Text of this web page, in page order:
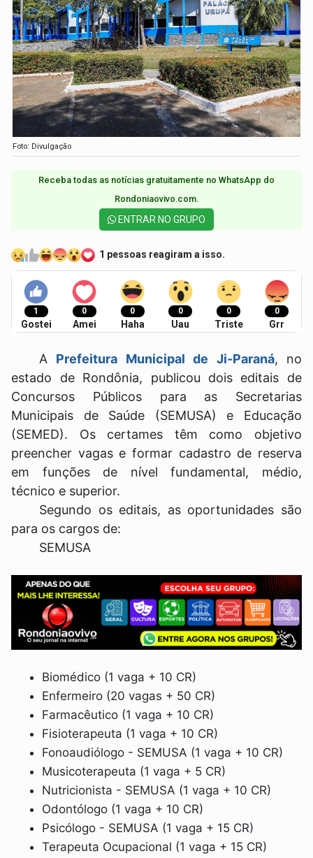
Foto: Divulgação
Receba todas as notícias gratuitamente no WhatsApp do
Rondoniaovivo.com.​
ENTRAR NO GRUPO
1 pessoas reagiram a isso.
1
Gostei
0
Amei
0
Haha
0
Uau
0
Triste
0
Grr
A Prefeitura Municipal de Ji-Paraná, no
estado de Rondônia, publicou dois editais de
Concursos Públicos para as Secretarias
Municipais de Saúde (SEMUSA) e Educação
(SEMED). Os certames têm como objetivo
preencher vagas e formar cadastro de reserva
em funções de nível fundamental, médio,
técnico e superior.
Segundo os editais, as oportunidades são
para os cargos de:
SEMUSA
Biomédico (1 vaga + 10 CR)
Enfermeiro (20 vagas + 50 CR)
Farmacêutico (1 vaga + 10 CR)
Fisioterapeuta (1 vaga + 10 CR)
Fonoaudiólogo - SEMUSA (1 vaga + 10 CR)
Musicoterapeuta (1 vaga + 5 CR)
Nutricionista - SEMUSA (1 vaga + 10 CR)
Odontólogo (1 vaga + 10 CR)
Psicólogo - SEMUSA (1 vaga + 15 CR)
Terapeuta Ocupacional (1 vaga + 15 CR)